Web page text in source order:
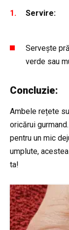
Servire:
Servește
verde sau
Concluzie:
Ambele rețete
oricărui
pentru un mic
umplute,
ta!